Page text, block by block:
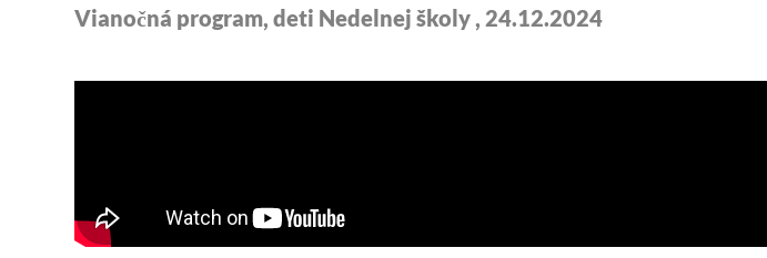
Vianočná program, deti Nedelnej školy , 24.12.2024